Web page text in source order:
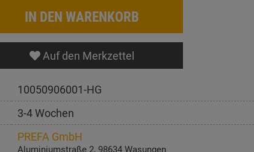
IN DEN WARENKORB
Auf den Merkzettel
10050906001-HG
3-4 Wochen
PREFA GmbH
Aluminiumstraße 2, 98634 Wasungen